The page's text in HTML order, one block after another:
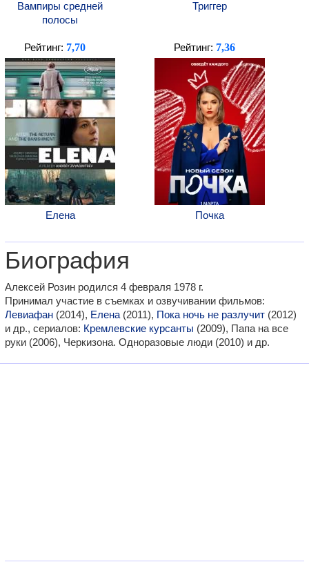
Вампиры средней
полосы
Триггер
Рейтинг: 7,70
Елена
Рейтинг: 7,36
Почка
Биография
Алексей Розин родился 4 февраля 1978 г.
Принимал участие в съемках и озвучивании фильмов:
Левиафан (2014), Елена (2011), Пока ночь не разлучит (2012)
и др., сериалов: Кремлевские курсанты (2009), Папа на все
руки (2006), Черкизона. Одноразовые люди (2010) и др.